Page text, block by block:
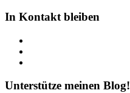
In Kontakt bleiben
Unterstütze meinen Blog!